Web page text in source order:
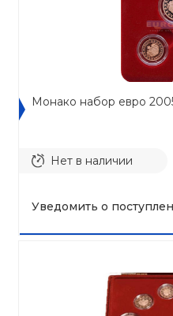
Монако набор евро
Нет в наличии
Уведомить о